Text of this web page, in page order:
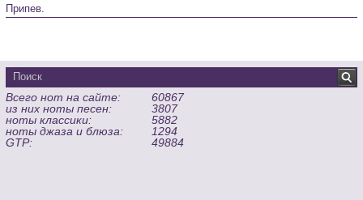
Припев.
Всего нот на сайте:
60867
из них ноты песен:
3807
ноты классики:
5882
ноты джаза и блюза:
1294
GTP:
49884